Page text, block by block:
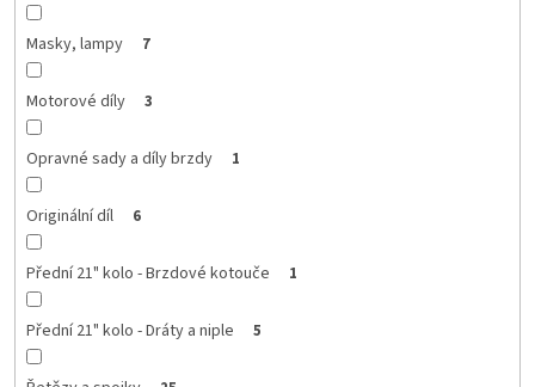
Masky, lampy 7
Motorové díly 3
Opravné sady a díly brzdy 1
Originální díl 6
Přední 21" kolo - Brzdové kotouče 1
Přední 21" kolo - Dráty a niple 5